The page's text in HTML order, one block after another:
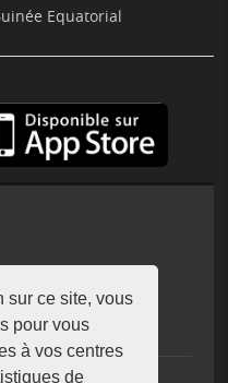
sur ce site, vous
pour vous
à vos centres
de
Equatorial